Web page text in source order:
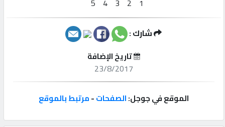
إبحث
إعلانات
شارك :
تاريخ الإضافة
23/8/2017
الموقع في جوجل:الصفحات-مرتبط بالموقع